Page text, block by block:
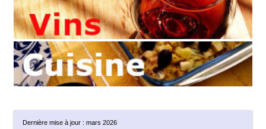
Dernière mise à jour : mars 2026